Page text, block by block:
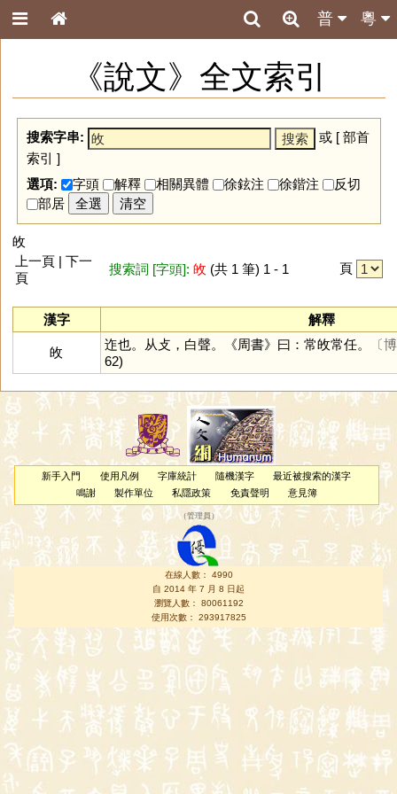
粵
普
《說文》全文索引
搜索字串: 或 [ 部首
索引 ]
選項:
字頭 解釋 相關異體 徐鉉注 徐鍇注
反切
部居
全選 清空
敀
上一頁 | 下一
頁
搜索詞 [字頭]: 敀 (共 1 筆) 1 - 1 頁
漢字 解釋
敀
迮也。从攴，白聲。《周書》曰：常敀常任。
〔
62)
新手入門 使用凡例 字庫統計 隨機漢字
最近被搜索的漢字
鳴謝
製作單位 私隱政策 免責聲明 意見簿
（管理員 ）
在線人數： 4990
自 2014 年 7 月 8 日起
瀏覽人數： 80061192
使用次數： 293917825